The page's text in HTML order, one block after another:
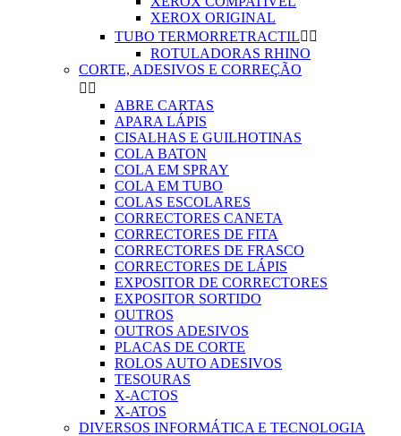
XEROX ORIGINAL
TUBO TERMORRETRACTIL 
ROTULADORAS RHINO
CORTE, ADESIVOS E CORREÇÃO
 
ABRE CARTAS
APARA LÁPIS
CISALHAS E GUILHOTINAS
COLA BATON
COLA EM SPRAY
COLA EM TUBO
COLAS ESCOLARES
CORRECTORES CANETA
CORRECTORES DE FITA
CORRECTORES DE FRASCO
CORRECTORES DE LÁPIS
EXPOSITOR DE CORRECTORES
EXPOSITOR SORTIDO
OUTROS
OUTROS ADESIVOS
PLACAS DE CORTE
ROLOS AUTO ADESIVOS
TESOURAS
X-ACTOS
X-ATOS
DIVERSOS INFORMÁTICA E TECNOLOGIA